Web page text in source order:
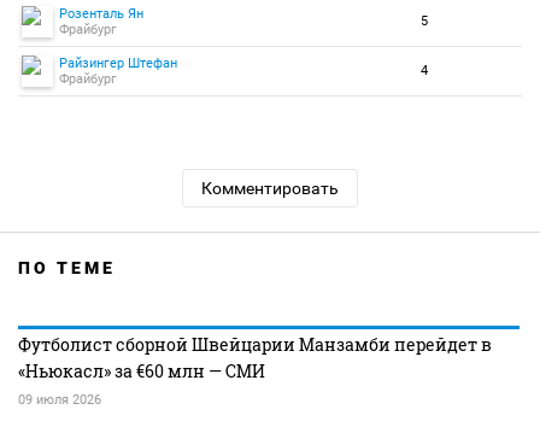
Розенталь Ян
Фрайбург
5
Райзингер Штефан
Фрайбург
4
Комментировать
ПО ТЕМЕ
Футболист сборной Швейцарии Манзамби перейдет в
«Ньюкасл» за €60 млн — СМИ
09 июля 2026